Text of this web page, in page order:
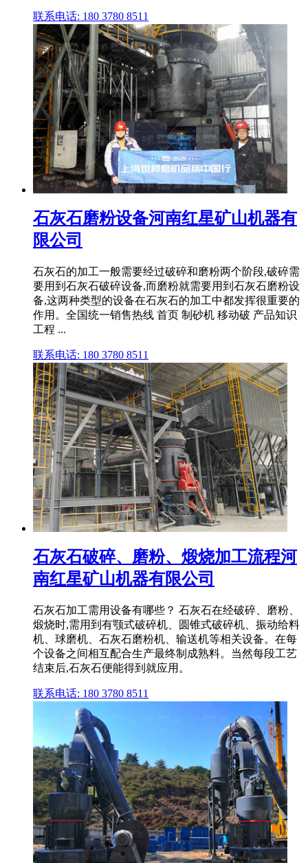
联系电话: 180 3780 8511
石灰石磨粉设备河南红星矿山机器有
限公司
石灰石的加工一般需要经过破碎和磨粉两个阶段,破碎需
要用到石灰石破碎设备,而磨粉就需要用到石灰石磨粉设
备,这两种类型的设备在石灰石的加工中都发挥很重要的
作用。全国统一销售热线 首页 制砂机 移动破 产品知识
工程 ...
联系电话: 180 3780 8511
石灰石破碎、磨粉、煅烧加工流程河
南红星矿山机器有限公司
石灰石加工需用设备有哪些？ 石灰石在经破碎、磨粉、
煅烧时,需用到有颚式破碎机、圆锥式破碎机、振动给料
机、球磨机、石灰石磨粉机、输送机等相关设备。在每
个设备之间相互配合生产最终制成熟料。当然每段工艺
结束后,石灰石便能得到就应用。
联系电话: 180 3780 8511